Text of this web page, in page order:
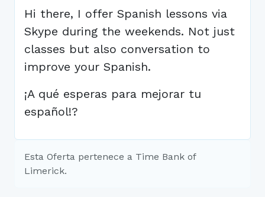
Hi there, I offer Spanish lessons via
Skype during the weekends. Not just
classes but also conversation to
improve your Spanish.
¡A qué esperas para mejorar tu
español!?
Esta Oferta pertenece a Time Bank of
Limerick.